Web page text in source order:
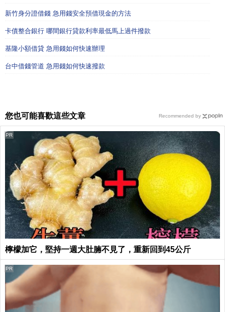
新竹身分證借錢 急用錢安全預借現金的方法
卡債整合銀行 哪間銀行貸款利率最低馬上過件撥款
基隆小額借貸 急用錢如何快速辦理
台中借錢管道 急用錢如何快速撥款
您也可能喜歡這些文章
檸檬加它，堅持一週大肚腩不見了，重新回到45公斤
PR
PR
Recommended by